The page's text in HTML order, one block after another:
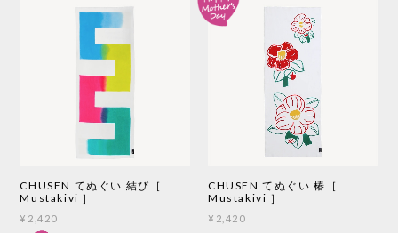
CHUSEN てぬぐい 結び［
Mustakivi ］
¥2,420
CHUSEN てぬぐい 椿［
Mustakivi ］
¥2,420